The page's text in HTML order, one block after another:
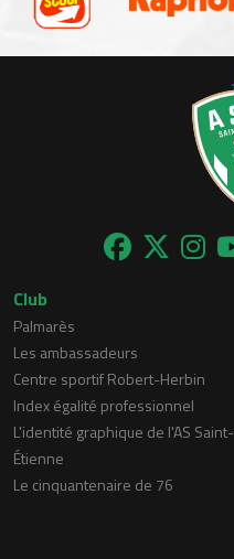
Club
Palmarès
Les ambassadeurs
Centre sportif Robert-Herbin
Index égalité professionnel
L'identité graphique de l'AS Saint-
Étienne
Le cinquantenaire de 76